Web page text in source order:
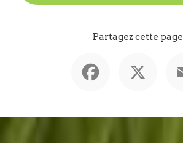
Partagez cette page